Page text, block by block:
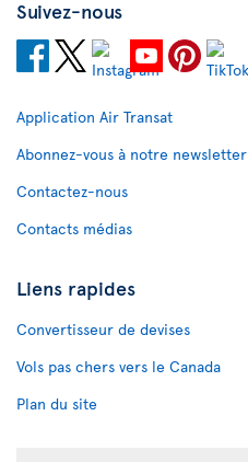
Suivez-nous
Application Air Transat
Abonnez-vous à notre newsletter
Contactez-nous
Contacts médias
Liens rapides
Convertisseur de devises
Vols pas chers vers le Canada
Plan du site